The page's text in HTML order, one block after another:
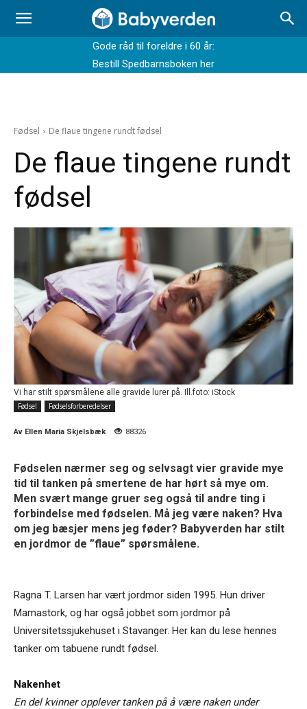
Gode råd til foreldre i 60 år:
Bestill Spedbarnsboken her
Fødsel De flaue tingene rundt fødsel
De flaue tingene rundt
fødsel
Vi har stilt spørsmålene alle gravide lurer på. Ill.foto: iStock
Fødsel
Fødselsforberedelser
Av Ellen Maria Skjelsbæk 88326
Fødselen nærmer seg og selvsagt vier gravide mye
tid til tanken på smertene de har hørt så mye om.
Men svært mange gruer seg også til andre ting i
forbindelse med fødselen. Må jeg være naken? Hva
om jeg bæsjer mens jeg føder? Babyverden har stilt
en jordmor de ”flaue” spørsmålene.
Ragna T. Larsen har vært jordmor siden 1995. Hun driver
Mamastork, og har også jobbet som jordmor på
Universitetssjukehuset i Stavanger. Her kan du lese hennes
tanker om tabuene rundt fødsel.
Nakenhet
En del kvinner opplever tanken på å være naken under